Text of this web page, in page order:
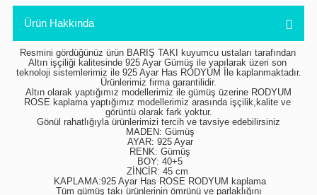
Ürün Hakkında
Resmini gördüğünüz ürün BARIŞ TAKI kuyumcu ustaları tarafından
Altın işçiliği kalitesinde 925 Ayar Gümüş ile yapılarak üzeri son
teknoloji sistemlerimiz ile 925 Ayar Has RODYUM İle kaplanmaktadır.
Ürünlerimiz firma garantilidir.
ROSE kaplama yaptığımız modellerimiz arasında işçilik,kalite ve
görüntü olarak fark yoktur.
Gönül rahatlığıyla ürünlerimizi tercih ve tavsiye edebilirsiniz
MADEN: Gümüş
AYAR: 925 Ayar
RENK: Gümüş
BOY: 40+5
ZİNCİR: 45 cm
KAPLAMA:925 Ayar Has ROSE RODYUM kaplama